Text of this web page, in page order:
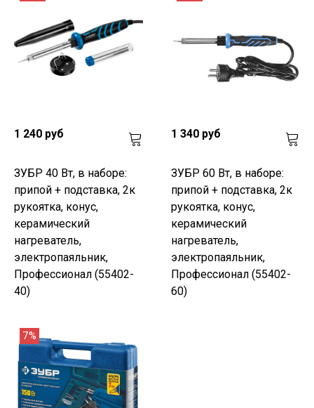
1 240 руб
ЗУБР 40 Вт, в наборе:
припой + подставка, 2к
рукоятка, конус,
керамический
нагреватель,
электропаяльник,
Профессионал (55402-
40)
1 340 руб
ЗУБР 60 Вт, в наборе:
припой + подставка, 2к
рукоятка, конус,
керамический
нагреватель,
электропаяльник,
Профессионал (55402-
60)
7%